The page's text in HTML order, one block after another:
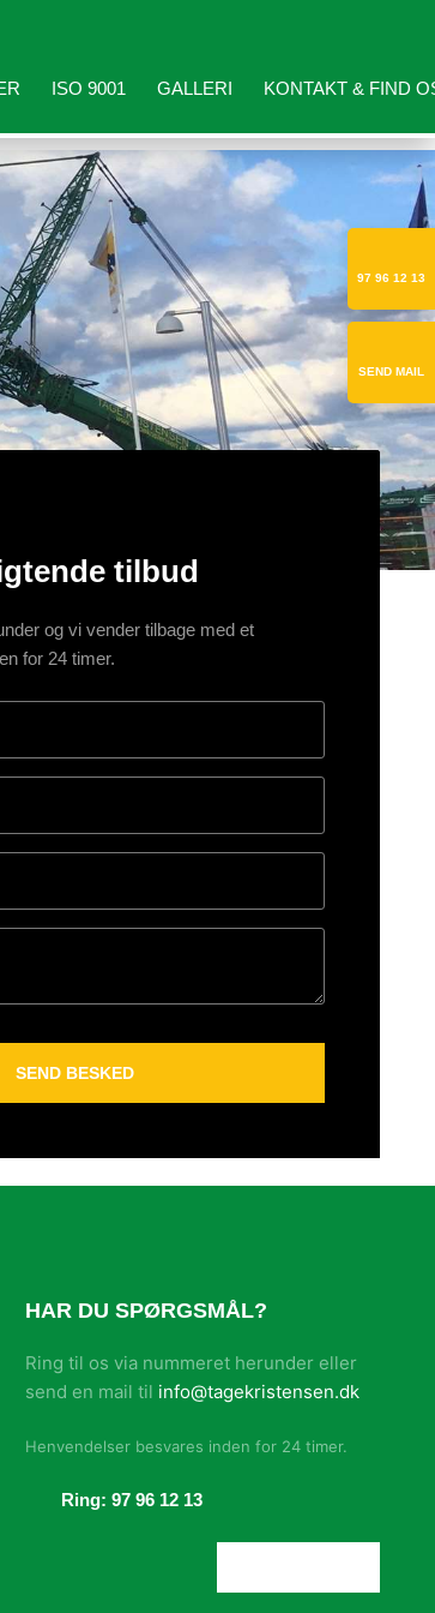
ISO 9001 GALLERI KONTAKT & FIND
97 96 12 13
SEND MAIL​
tilbud
og vi vender tilbage med et
for 24 timer.
HAR DU SPØRGSMÅL?
Ring til os via nummeret herunder eller
send en mail til info@tagekristensen.dk
Henvendelser besvares inden for 24 timer.​
Ring: 97 96 12 13